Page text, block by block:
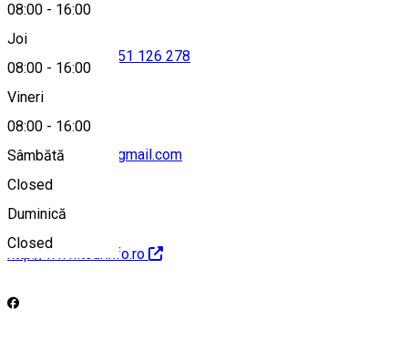
08:00 - 16:00
Joi
08:00 - 16:00
Vineri
08:00 - 16:00
Sâmbătă
Closed
Duminică
Closed
0751 126 278
tourinfoodorhei@gmail.com
http://www.tourinfo.ro